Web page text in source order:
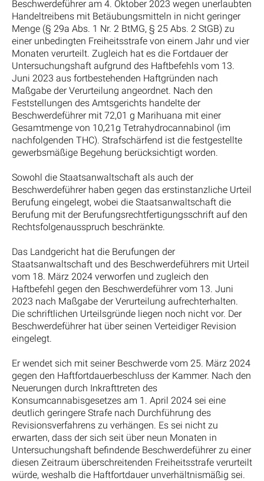
Beschwerdeführer am 4. Oktober 2023 wegen unerlaubten
Handeltreibens mit Betäubungsmitteln in nicht geringer
Menge (§ 29a Abs. 1 Nr. 2 BtMG, § 25 Abs. 2 StGB) zu
einer unbedingten Freiheitsstrafe von einem Jahr und vier
Monaten verurteilt. Zugleich hat es die Fortdauer der
Untersuchungshaft aufgrund des Haftbefehls vom 13.
Juni 2023 aus fortbestehenden Haftgründen nach
Maßgabe der Verurteilung angeordnet. Nach den
Feststellungen des Amtsgerichts handelte der
Beschwerdeführer mit 72,01 g Marihuana mit einer
Gesamtmenge von 10,21g Tetrahydrocannabinol (im
nachfolgenden THC). Strafschärfend ist die festgestellte
gewerbsmäßige Begehung berücksichtigt worden.
Sowohl die Staatsanwaltschaft als auch der
Beschwerdeführer haben gegen das erstinstanzliche Urteil
Berufung eingelegt, wobei die Staatsanwaltschaft die
Berufung mit der Berufungsrechtfertigungsschrift auf den
Rechtsfolgenausspruch beschränkte.
Das Landgericht hat die Berufungen der
Staatsanwaltschaft und des Beschwerdeführers mit Urteil
vom 18. März 2024 verworfen und zugleich den
Haftbefehl gegen den Beschwerdeführer vom 13. Juni
2023 nach Maßgabe der Verurteilung aufrechterhalten.
Die schriftlichen Urteilsgründe liegen noch nicht vor. Der
Beschwerdeführer hat über seinen Verteidiger Revision
eingelegt.
Er wendet sich mit seiner Beschwerde vom 25. März 2024
gegen den Haftfortdauerbeschluss der Kammer. Nach den
Neuerungen durch Inkrafttreten des
Konsumcannabisgesetzes am 1. April 2024 sei eine
deutlich geringere Strafe nach Durchführung des
Revisionsverfahrens zu verhängen. Es sei nicht zu
erwarten, dass der sich seit über neun Monaten in
Untersuchungshaft befindende Beschwerdeführer zu einer
diesen Zeitraum überschreitenden Freiheitsstrafe verurteilt
würde, weshalb die Haftfortdauer unverhältnismäßig sei.